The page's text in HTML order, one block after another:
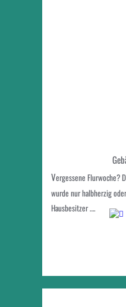
Vergessene Flurwoche?
wurde nur halbherzig
Hausbesitzer ….